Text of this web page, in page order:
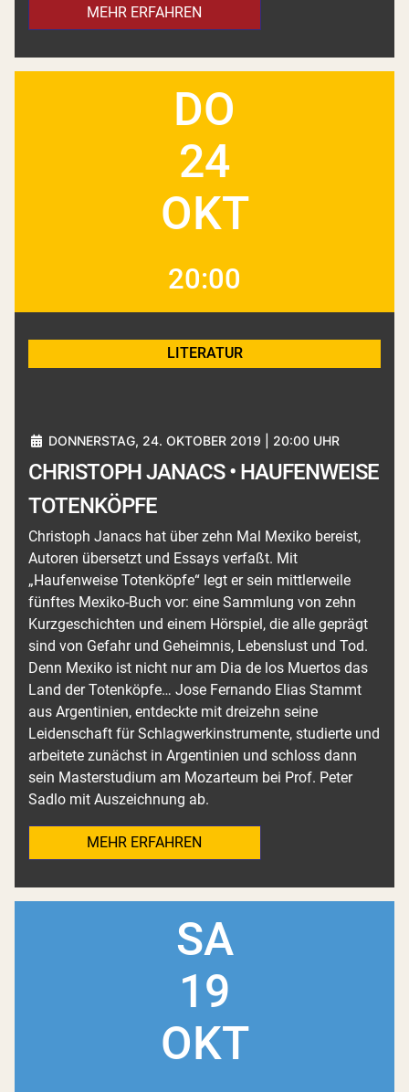
MEHR ERFAHREN
DO
24
OKT
20:00
LITERATUR
DONNERSTAG, 24. OKTOBER 2019 | 20:00 UHR
CHRISTOPH JANACS • HAUFENWEISE
TOTENKÖPFE
Christoph Janacs hat über zehn Mal Mexiko bereist,
Autoren übersetzt und Essays verfaßt. Mit
„Haufenweise Totenköpfe“ legt er sein mittlerweile
fünftes Mexiko-Buch vor: eine Sammlung von zehn
Kurzgeschichten und einem Hörspiel, die alle geprägt
sind von Gefahr und Geheimnis, Lebenslust und Tod.
Denn Mexiko ist nicht nur am Dia de los Muertos das
Land der Totenköpfe… Jose Fernando Elias Stammt
aus Argentinien, entdeckte mit dreizehn seine
Leidenschaft für Schlagwerkinstrumente, studierte und
arbeitete zunächst in Argentinien und schloss dann
sein Masterstudium am Mozarteum bei Prof. Peter
Sadlo mit Auszeichnung ab.
MEHR ERFAHREN
SA
19
OKT